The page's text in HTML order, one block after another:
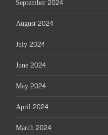
September 2024
August 2024
July 2024
June 2024
May 2024
April 2024
March 2024